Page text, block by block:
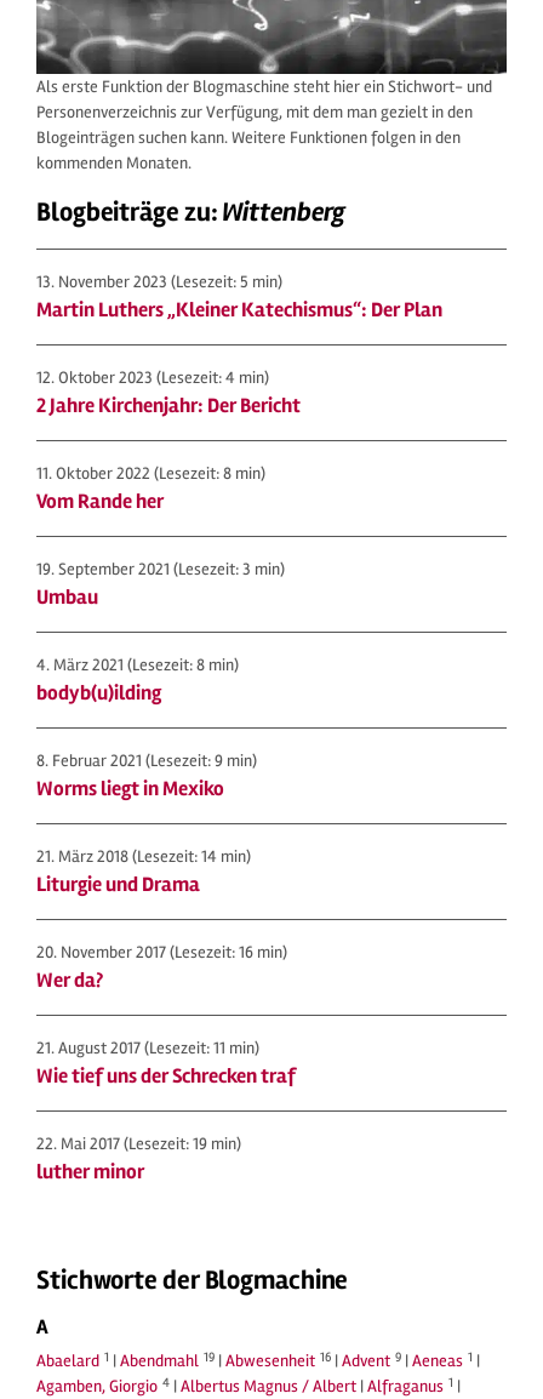
Als erste Funktion der Blogmaschine steht hier ein Stichwort- und
Personenverzeichnis zur Verfügung, mit dem man gezielt in den
Blogeinträgen suchen kann. Weitere Funktionen folgen in den
kommenden Monaten.
Blogbeiträge zu:Wittenberg
13. November 2023 (Lesezeit: 5 min)
Martin Luthers „Kleiner Katechismus“: Der Plan
12. Oktober 2023 (Lesezeit: 4 min)
2 Jahre Kirchenjahr: Der Bericht
11. Oktober 2022 (Lesezeit: 8 min)
Vom Rande her
19. September 2021 (Lesezeit: 3 min)
Umbau
4. März 2021 (Lesezeit: 8 min)
bodyb(u)ilding
8. Februar 2021 (Lesezeit: 9 min)
Worms liegt in Mexiko
21. März 2018(Lesezeit: 14 min)
Liturgie und Drama
20. November 2017(Lesezeit: 16 min)
Wer da?
21. August 2017(Lesezeit: 11 min)
Wie tief uns der Schrecken traf
22. Mai 2017(Lesezeit: 19 min)
luther minor
Stichworte der Blogmachine
A
Abaelard 1 |Abendmahl 19 |Abwesenheit 16 |Advent 9 |Aeneas 1 |
Agamben, Giorgio 4 |Albertus Magnus / Albert |Alfraganus 1 |